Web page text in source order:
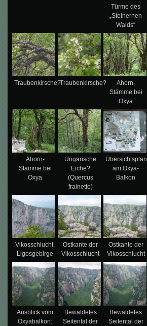
Türme des
„Steinernen
Walds“
Traubenkirsche?Traubenkirsche?
Ahorn-
Stämme bei
Oxya
Ahorn-
Stämme bei
Oxya
Ungarische
Eiche?
(Quercus
frainetto)
Übersichtsplan
am Oxya-
Balkon
Vikosschlucht,
Ligosgebirge
Ostkante der
Vikosschlucht
Ostkante der
Vikosschlucht
Ausblick vom
Oxyabalkon:
Bewaldetes
Seitental der
Bewaldetes
Seitental der